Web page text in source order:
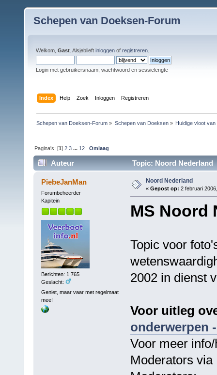
Schepen van Doeksen-Forum
Welkom, Gast . Alsjeblieft inloggen of registreren
Login met gebruikersnaam, wachtwoord en sessielengte
Index Help Zoek Inloggen Registreren
Schepen van Doeksen-Forum » Schepen van Doeksen» Huidige vloot
Pagina's: [1]2 3 ... 12 Omlaag
Auteur Topic: Noord Nederland
PiebeJanMan
Forumbeheerder
Kapitein
Berichten: 1.765
Geslacht:
Geniet, maar vaar met regelmaat
mee!
Noord Nederland
« Gepost op: 2 februari
MS Noord
Topic voor
2002 in dienst
Voor uitleg
onderwerpen
Voor meer
Moderators